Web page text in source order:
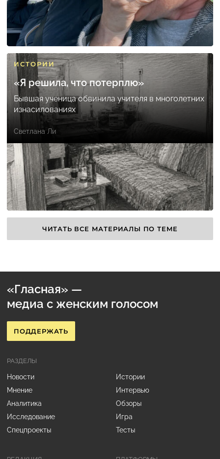
ИСТОРИИ
«Я решила, что потерплю»
Бывшая ученица обвинила учителя в многолетних
изнасилованиях
Светлана Ли
ЧИТАТЬ ВСЕ МАТЕРИАЛЫ ПО ТЕМЕ
«Гласная» —
медиа с женским голосом
ПОДДЕРЖАТЬ
РАЗДЕЛЫ
Новости
Истории
Мнение
Интервью
Аналитика
Обзоры
Исследование
Игра
Спецпроекты
Тесты